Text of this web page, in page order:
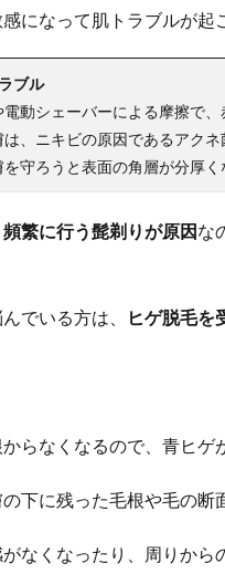
になって肌トラブルが起
ブル
電動シェーバーによる摩擦で
、ニキビの原因であるアクネ
守ろうと表面の角層が分厚く
頻繁に行う髭剃りが原因 な
でいる方は、 ヒゲ脱毛を
らなくなるので、青ヒゲ
下に残った毛根や毛の断
なくなったり、周りから